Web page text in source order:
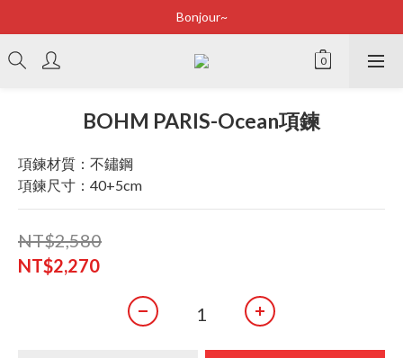
Bonjour~
Bonjour~
立即加入會員享有100元購物金
Bonjour~
BOHM PARIS-Ocean項鍊
項鍊材質：不鏽鋼
項鍊尺寸：40+5cm
NT$2,580
NT$2,270